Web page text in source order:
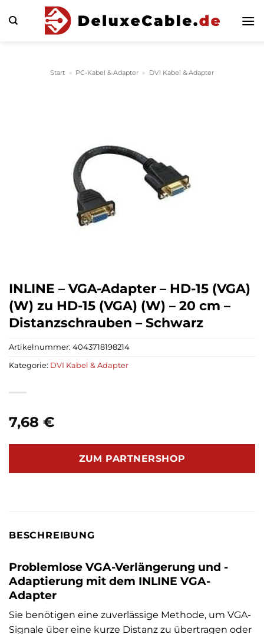
Inhalt
Start » PC-Kabel & Adapter » DVI Kabel & Adapter
INLINE – VGA-Adapter – HD-15 (VGA)
(W) zu HD-15 (VGA) (W) – 20 cm –
Distanzschrauben – Schwarz
7,68 €
ZUM PARTNERSHOP
Artikelnummer: 4043718198214
Kategorie: DVI Kabel & Adapter
BESCHREIBUNG
Problemlose VGA-Verlängerung und -
Adaptierung mit dem INLINE VGA-
Adapter
Sie benötigen eine zuverlässige Methode, um VGA-
Signale über eine kurze Distanz zu übertragen oder